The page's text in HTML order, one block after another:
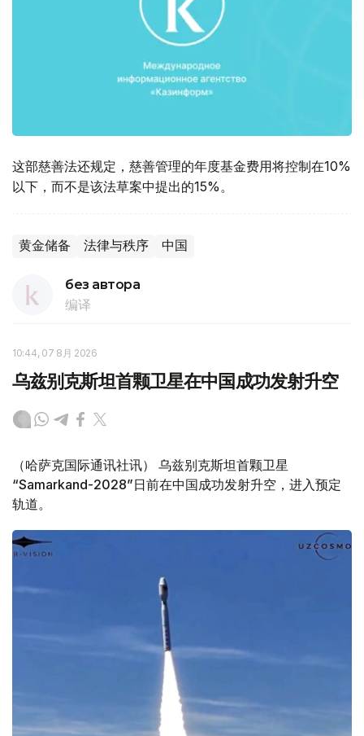
这部慈善法还规定，慈善管理的年度基金费用将控制在10%
以下，而不是该法草案中提出的15%。
黄金储备 法律与秩序 中国
без автора
编译
10:44, 07 8月 2026
乌兹别克斯坦首颗卫星在中国成功发射升空
（哈萨克国际通讯社讯） 乌兹别克斯坦首颗卫星
“Samarkand-2028”日前在中国成功发射升空，进入预定
轨道。